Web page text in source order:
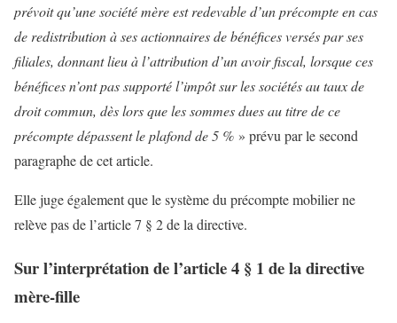
prévoit qu’une société mère est redevable d’un précompte en cas
de redistribution à ses actionnaires de bénéfices versés par ses
filiales, donnant lieu à l’attribution d’un avoir fiscal, lorsque ces
bénéfices n’ont pas supporté l’impôt sur les sociétés au taux de
droit commun, dès lors que les sommes dues au titre de ce
précompte dépassent le plafond de 5 % » prévu par le second
paragraphe de cet article.
Elle juge également que le système du précompte mobilier ne
relève pas de l’article 7 § 2 de la directive.
Sur l’interprétation de l’article 4 § 1 de la directive
mère-fille